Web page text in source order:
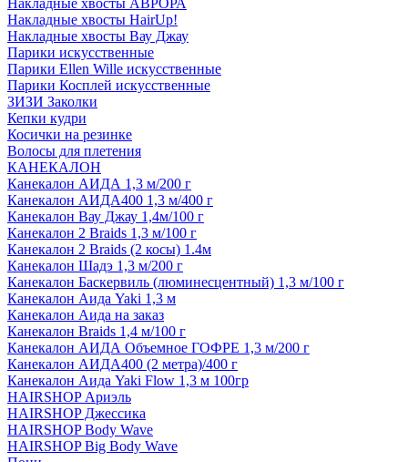
Накладные хвосты АВРОРА
Накладные хвосты HairUp!
Накладные хвосты Вау Джау
Парики искусственные
Парики Ellen Wille искусственные
Парики Косплей искусственные
ЗИЗИ Заколки
Кепки кудри
Косички на резинке
Волосы для плетения
КАНЕКАЛОН
Канекалон АИДА 1,3 м/200 г
Канекалон АИДА400 1,3 м/400 г
Канекалон Вау Джау 1,4м/100 г
Канекалон 2 Braids 1,3 м/100 г
Канекалон 2 Braids (2 косы) 1.4м
Канекалон Шадэ 1,3 м/200 г
Канекалон Баскервиль (люминесцентный) 1,3 м/100 г
Канекалон Аида Yaki 1,3 м
Канекалон Аида на заказ
Канекалон Braids 1,4 м/100 г
Канекалон АИДА Объемное ГОФРЕ 1,3 м/200 г
Канекалон АИДА400 (2 метра)/400 г
Канекалон Аида Yaki Flow 1,3 м 100гр
HAIRSHOP Ариэль
HAIRSHOP Джессика
HAIRSHOP Body Wave
HAIRSHOP Big Body Wave